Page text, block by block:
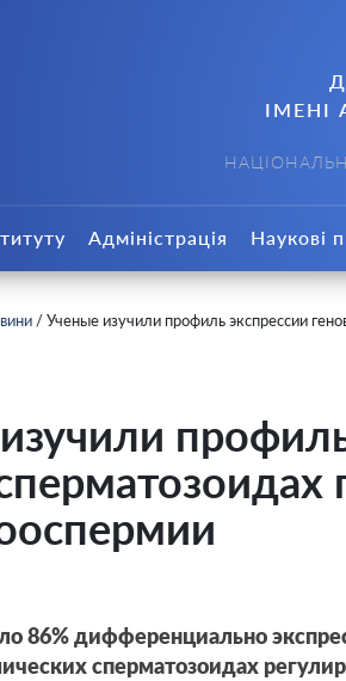
ІМЕНІ
Адміністрація Наукові
/Ученые изучили профиль экспрессии
86% дифференциально
сперматозоидах